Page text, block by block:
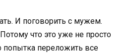
И поговорить с мужем.
что это уже не просто
попытка переложить все